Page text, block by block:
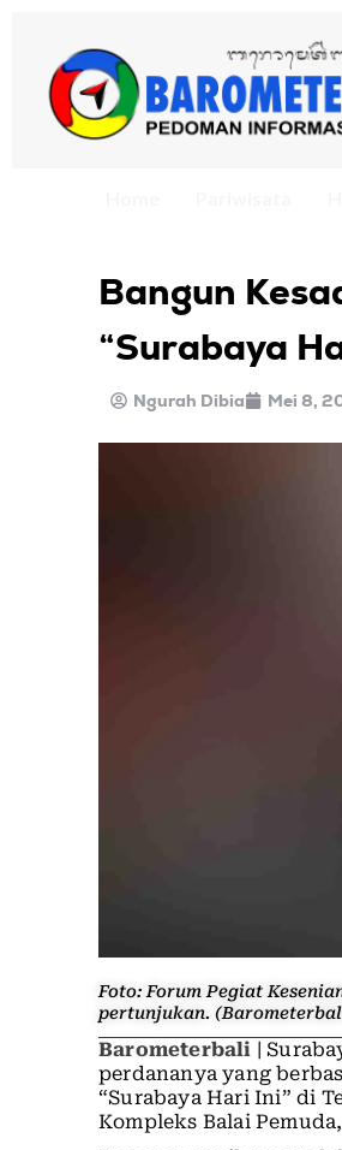
Bangun
“Surabaya
Ngurah Dibia Mei 8,
Foto: Forum Pegiat
pertunjukan.
Barometerbali |
perdananya yang
“Surabaya Hari Ini” di
Kompleks Balai